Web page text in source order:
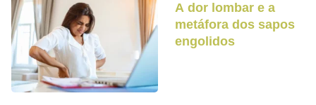
A dor lombar e a
metáfora dos sapos
engolidos